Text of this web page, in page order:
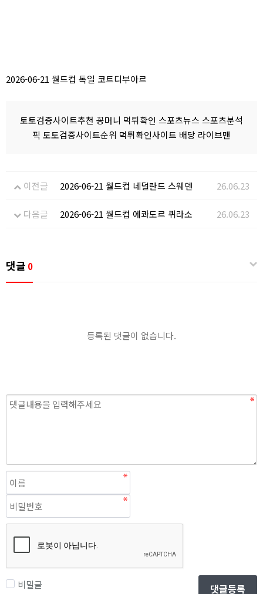
2026-06-21 월드컵 독일 코트디부아르
토토검증사이트추천 꽁머니 먹튀확인 스포츠뉴스 스포츠분석
픽 토토검증사이트순위 먹튀확인사이트 배당 라이브맨
이전글 2026-06-21 월드컵 네덜란드 스웨덴 26.06.23
다음글 2026-06-21 월드컵 에콰도르 퀴라소 26.06.23
댓글 0
등록된 댓글이 없습니다.
비밀글 댓글등록